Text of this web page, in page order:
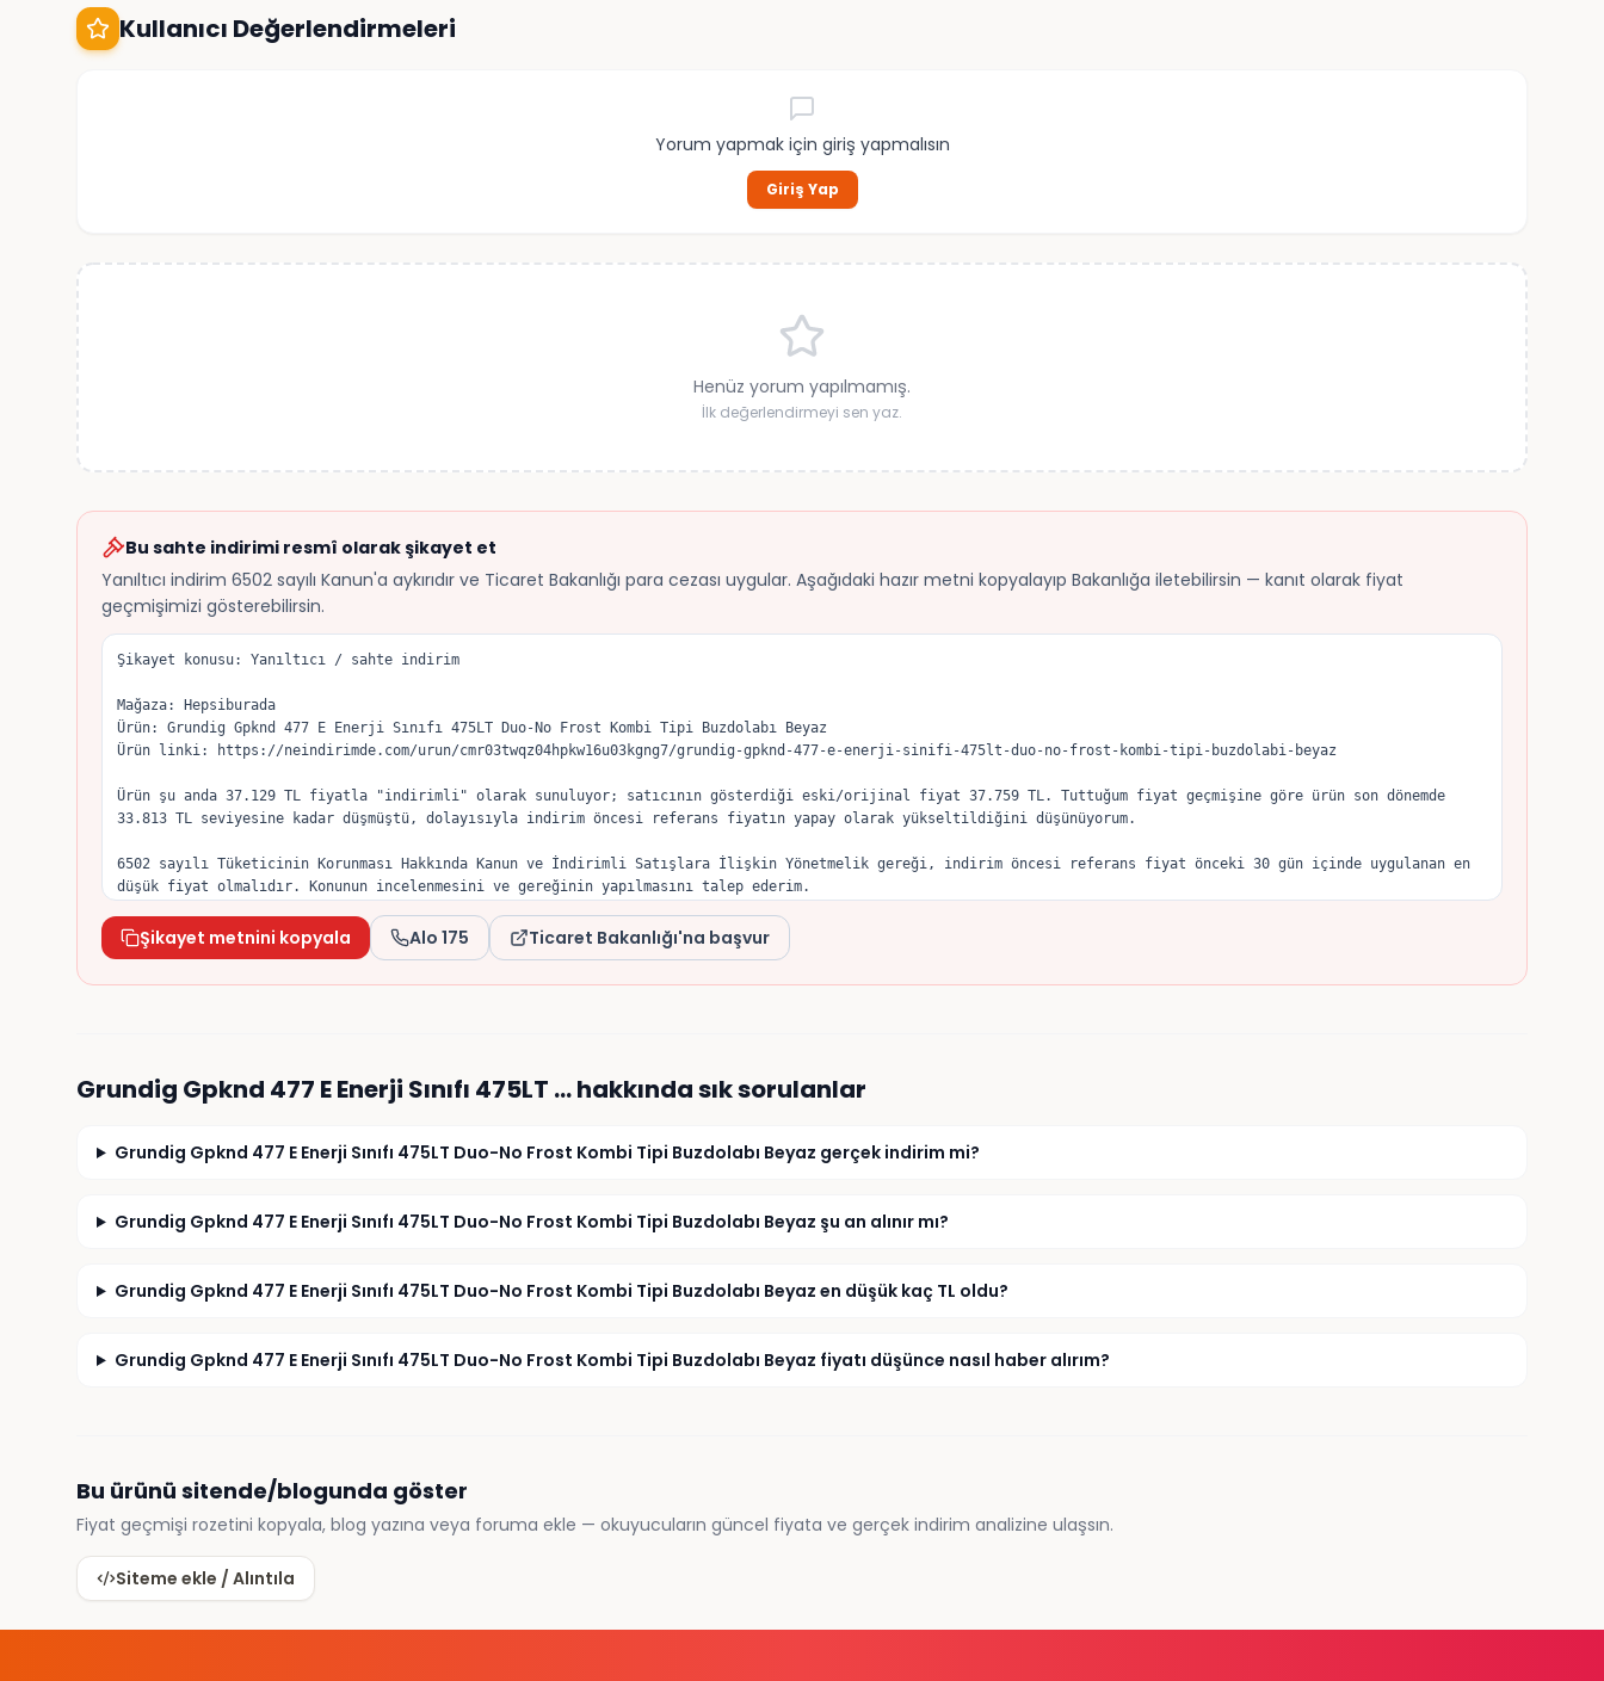
Kullanıcı Değerlendirmeleri
Yorum yapmak için giriş yapmalısın
Giriş Yap
Henüz yorum yapılmamış.
İlk değerlendirmeyi sen yaz.
Bu sahte indirimi resmî olarak şikayet et
Yanıltıcı indirim 6502 sayılı Kanun'a aykırıdır ve Ticaret Bakanlığı para cezası uygular. Aşağıdaki hazır metni kopyalayıp Bakanlığa iletebilirsin — kanıt olarak fiyat
geçmişimizi gösterebilirsin.
Şikayet konusu: Yanıltıcı / sahte indirim
Mağaza: Hepsiburada
Ürün: Grundig Gpknd 477 E Enerji Sınıfı 475LT Duo-No Frost Kombi Tipi Buzdolabı Beyaz
Ürün linki: https://neindirimde.com/urun/cmr03twqz04hpkw16u03kgng7/grundig-gpknd-477-e-enerji-sinifi-475lt-duo-no-frost-kombi-tipi-buzdolabi-beyaz
Ürün şu anda 37.129 TL fiyatla "indirimli" olarak sunuluyor; satıcının gösterdiği eski/orijinal fiyat 37.759 TL. Tuttuğum fiyat geçmişine göre ürün son dönemde
33.813 TL seviyesine kadar düşmüştü, dolayısıyla indirim öncesi referans fiyatın yapay olarak yükseltildiğini düşünüyorum.
6502 sayılı Tüketicinin Korunması Hakkında Kanun ve İndirimli Satışlara İlişkin Yönetmelik gereği, indirim öncesi referans fiyat önceki 30 gün içinde uygulanan en
düşük fiyat olmalıdır. Konunun incelenmesini ve gereğinin yapılmasını talep ederim.
Şikayet metnini kopyala Alo 175 Ticaret Bakanlığı'na başvur
Grundig Gpknd 477 E Enerji Sınıfı 475LT …hakkında sık sorulanlar
Grundig Gpknd 477 E Enerji Sınıfı 475LT Duo-No Frost Kombi Tipi Buzdolabı Beyaz gerçek indirim mi?
Grundig Gpknd 477 E Enerji Sınıfı 475LT Duo-No Frost Kombi Tipi Buzdolabı Beyaz şu an alınır mı?
Grundig Gpknd 477 E Enerji Sınıfı 475LT Duo-No Frost Kombi Tipi Buzdolabı Beyaz en düşük kaç TL oldu?
Grundig Gpknd 477 E Enerji Sınıfı 475LT Duo-No Frost Kombi Tipi Buzdolabı Beyaz fiyatı düşünce nasıl haber alırım?
Bu ürünü sitende/blogunda göster
Fiyat geçmişi rozetini kopyala, blog yazına veya foruma ekle — okuyucuların güncel fiyata ve gerçek indirim analizine ulaşsın.
Siteme ekle / Alıntıla